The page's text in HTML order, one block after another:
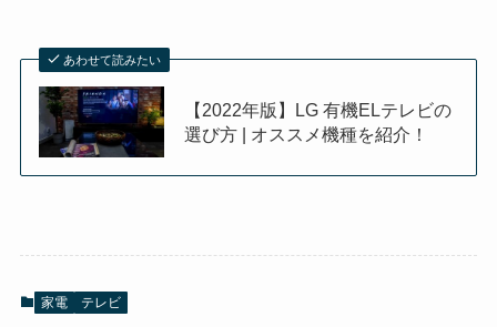
あわせて読みたい
【2022年版】LG 有機ELテレビの
選び方 | オススメ機種を紹介！
家電 テレビ